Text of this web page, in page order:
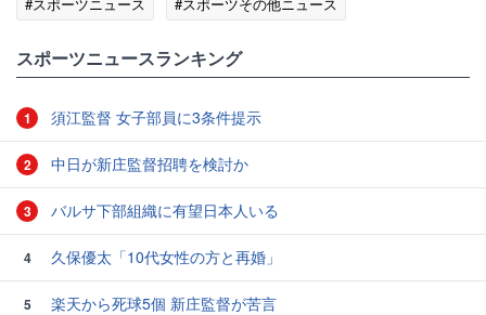
スポーツニュースランキング
1 須江監督 女子部員に3条件提示
2 中日が新庄監督招聘を検討か
3 バルサ下部組織に有望日本人いる
4 久保優太「10代女性の方と再婚」
5
楽天から死球5個 新庄監督が苦言